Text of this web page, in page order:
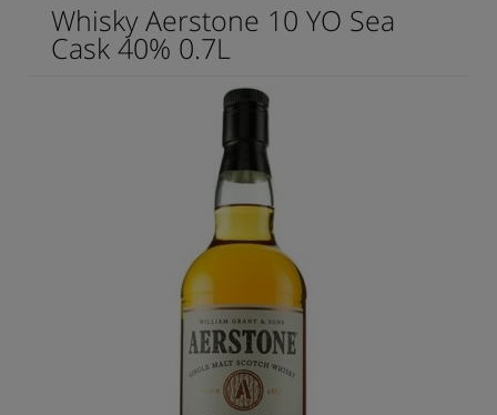
Whisky Aerstone 10 YO Sea
Cask 40% 0.7L